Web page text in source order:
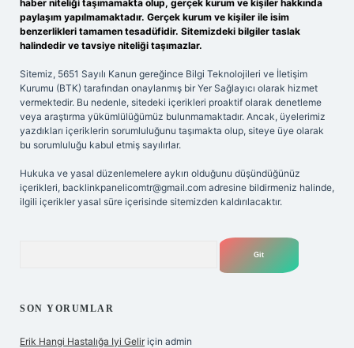
haber niteliği taşımamakta olup, gerçek kurum ve kişiler hakkında
paylaşım yapılmamaktadır. Gerçek kurum ve kişiler ile isim
benzerlikleri tamamen tesadüfidir. Sitemizdeki bilgiler taslak
halindedir ve tavsiye niteliği taşımazlar.
Sitemiz, 5651 Sayılı Kanun gereğince Bilgi Teknolojileri ve İletişim
Kurumu (BTK) tarafından onaylanmış bir Yer Sağlayıcı olarak hizmet
vermektedir. Bu nedenle, sitedeki içerikleri proaktif olarak denetleme
veya araştırma yükümlülüğümüz bulunmamaktadır. Ancak, üyelerimiz
yazdıkları içeriklerin sorumluluğunu taşımakta olup, siteye üye olarak
bu sorumluluğu kabul etmiş sayılırlar.
Hukuka ve yasal düzenlemelere aykırı olduğunu düşündüğünüz
içerikleri, backlinkpanelicomtr@gmail.com adresine bildirmeniz halinde,
ilgili içerikler yasal süre içerisinde sitemizden kaldırılacaktır.
SON YORUMLAR
Erik Hangi Hastalığa Iyi Gelir için admin